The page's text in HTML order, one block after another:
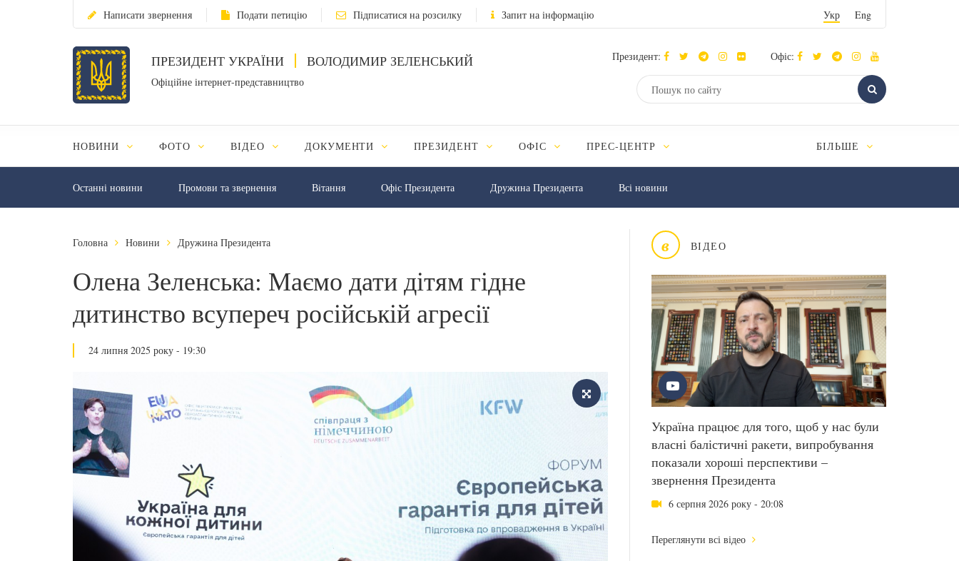
Написати звернення Подати петицію Підписатися на розсилку Запит на інформацію Укр Eng
ПРЕЗИДЕНТ УКРАЇНИ ВОЛОДИМИР ЗЕЛЕНСЬКИЙ
Офіційне інтернет-представництво
Президент: Офіс:
НОВИНИ ФОТО ВІДЕО ДОКУМЕНТИ ПРЕЗИДЕНТ ОФІС ПРЕС-ЦЕНТР БІЛЬШЕ
Останні новини Промови та звернення Вiтання Офіс Президента Дружина Президента Всі новини
в ВІДЕО
Україна працює для того, щоб у нас були
власні балістичні ракети, випробування
показали хороші перспективи –
звернення Президента
6 серпня 2026 року - 20:08
Переглянути всі відео
Головна Новини Дружина Президента
Олена Зеленська: Маємо дати дітям гідне
дитинство всупереч російській агресії
24 липня 2025 року - 19:30